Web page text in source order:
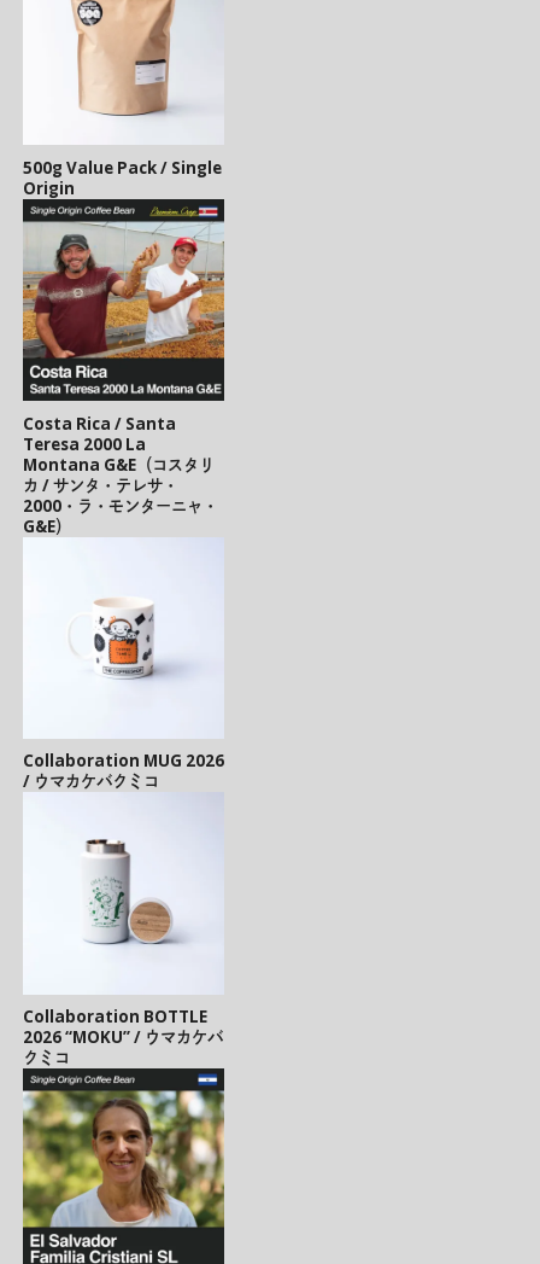
500g Value Pack / Single
Origin
Costa Rica / Santa
Teresa 2000 La
Montana G&E（コスタリ
カ / サンタ・テレサ・
2000・ラ・モンターニャ・
G&E）
Collaboration MUG 2026
/ ウマカケバクミコ
Collaboration BOTTLE
2026 “MOKU” / ウマカケバ
クミコ